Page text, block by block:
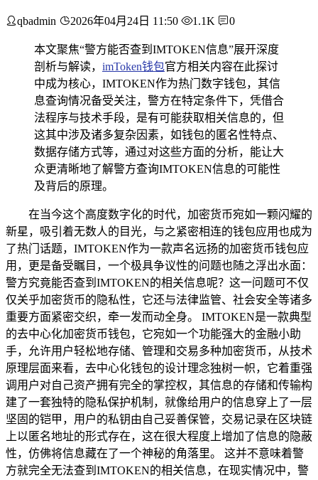
qbadmin 2026年04月24日 11:50 1.1K 0
本文聚焦“警方能否查到IMTOKEN信息”展开深度
剖析与解读， imToken钱包官方相关内容在此探讨
中成为核心，IMTOKEN作为热门数字钱包，其信
息查询情况备受关注，警方在特定条件下，凭借合
法程序与技术手段，是有可能获取相关信息的，但
这其中涉及诸多复杂因素，如钱包的匿名性特点、
数据存储方式等，通过对这些方面的分析，能让大
众更清晰地了解警方查询IMTOKEN信息的可能性
及背后的原理。
在当今这个高度数字化的时代，加密货币宛如一颗闪耀的
新星，吸引着无数人的目光，与之紧密相连的钱包应用也成为
了热门话题，IMTOKEN作为一款声名远扬的加密货币钱包应
用，更是备受瞩目，一个极具争议性的问题也随之浮出水面：
警方究竟能否查到IMTOKEN的相关信息呢？这一问题可不仅
仅关乎加密货币的隐私性，它还与法律监管、社会安全等诸多
重要方面紧密交织，牵一发而动全身。 IMTOKEN是一款典型
的去中心化加密货币钱包，它宛如一个功能强大的金融小助
手，允许用户轻松地存储、管理和交易多种加密货币，从技术
原理层面来看，去中心化钱包的设计理念独树一帜，它着重强
调用户对自己资产拥有完全的掌控权，其信息的存储和传输构
建了一套独特的隐私保护机制，就像给用户的信息穿上了一层
坚固的铠甲，用户的私钥由自己妥善保管，交易记录在区块链
上以匿名地址的形式存在，这在很大程度上增加了信息的隐蔽
性，仿佛将信息藏在了一个神秘的角落里。 这并不意味着警
方就完全无法查到IMTOKEN的相关信息，在现实情况中，警